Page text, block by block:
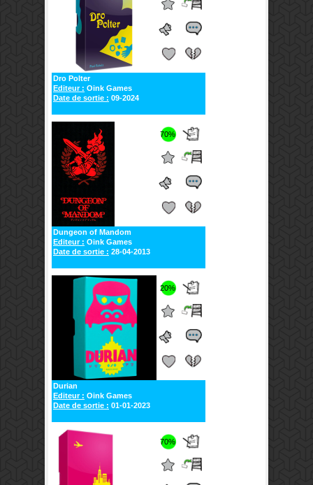
Dro Polter
Editeur : Oink Games
Date de sortie : 09-2024
70%
Dungeon of Mandom
Editeur : Oink Games
Date de sortie : 28-04-2013
20%
Durian
Editeur : Oink Games
Date de sortie : 01-01-2023
70%